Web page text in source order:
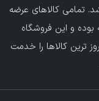
تمامی کالاهای عرضه
بوده و این فروشگاه
ترین کالاها را خدمت